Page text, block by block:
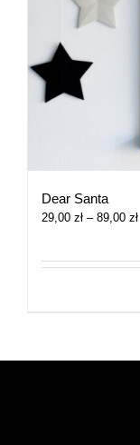
Dear Santa
29,00 zł – 89,00 zł